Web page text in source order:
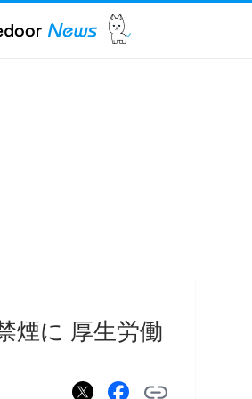
煙に 厚生労働